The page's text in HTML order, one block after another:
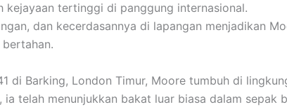
kejayaan tertinggi di panggung internasional.
dan kecerdasannya di lapangan menjadikan
di Barking, London Timur, Moore tumbuh di
ia telah menunjukkan bakat luar biasa dalam sepak